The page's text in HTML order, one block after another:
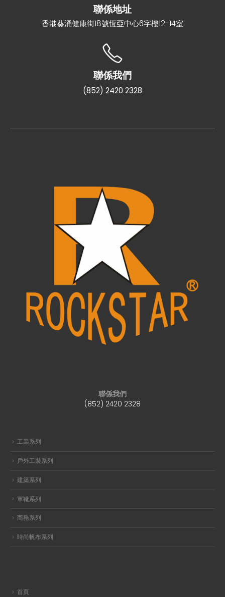
聯係地址
香港葵涌健康街18號恆亞中心6字樓12-14室
聯係我們
(852) 2420 2328
聯係我們
(852) 2420 2328
工業系列
戶外工裝系列
建築系列
軍靴系列
商務系列
時尚帆布系列
首頁